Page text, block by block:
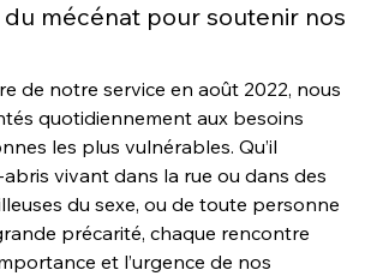
du mécénat pour soutenir nos
de notre service en août 2022, nous
quotidiennement aux besoins
les plus vulnérables. Qu’il
abris vivant dans la rue ou dans des
du sexe, ou de toute personne
précarité, chaque rencontre
et l’urgence de nos